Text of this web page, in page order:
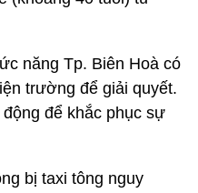
năng Tp. Biên Hoà có
trường để giải quyết.
để khắc phục sự
bị taxi tông nguy